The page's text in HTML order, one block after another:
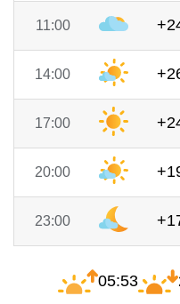
11:00
14:00
17:00
20:00
23:00
05:53